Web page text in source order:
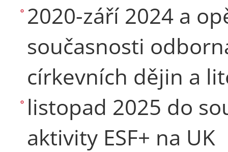
2020-září 2024 a
současnosti
církevních dějin a
listopad 2025 do
aktivity ESF+ na UK